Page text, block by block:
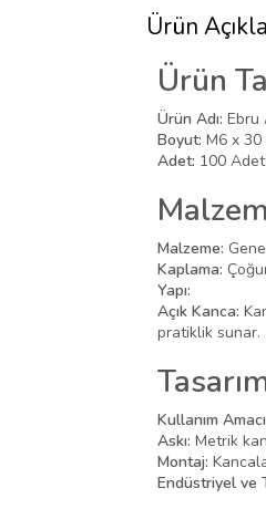
Ürün
Ürün
Ürün Adı: Ebru
Boyut: M6 x 30
Adet: 100 Adet
Malzeme:
Kaplama:
Yapı:
Açık Kanca:
pratiklik sunar.
Kullanım
Askı: Metrik
Montaj:
Endüstriyel ve